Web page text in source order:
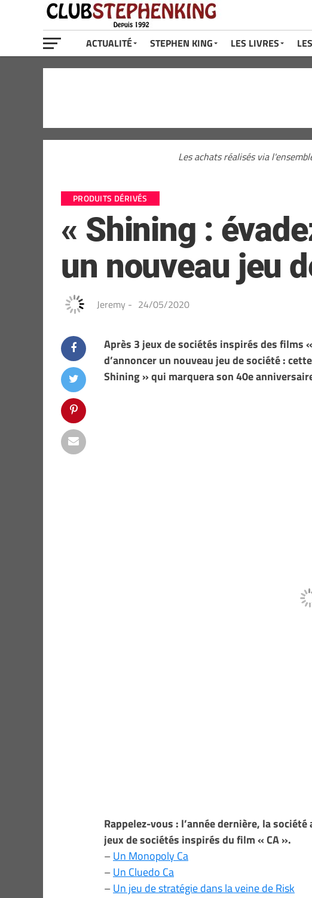
ACTUALITÉ STEPHEN KING LES LIVRES
Les achats réalisés via
PRODUITS DÉRIVÉS
« Shining :
un nouveau jeu
Jeremy - 24/05/2020
Après 3 jeux de sociétés inspirés des films
d’annoncer un nouveau jeu de société :
Shining » qui marquera son 40e
Rappelez-vous : l’année dernière, la
jeux de sociétés inspirés du film « CA ».
–Un Monopoly Ca
–Un Cluedo Ca
–Un jeu de stratégie dans la veine de Risk